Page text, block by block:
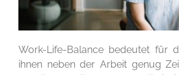
Work-Life-Balance bedeutet für
ihnen neben der Arbeit genug